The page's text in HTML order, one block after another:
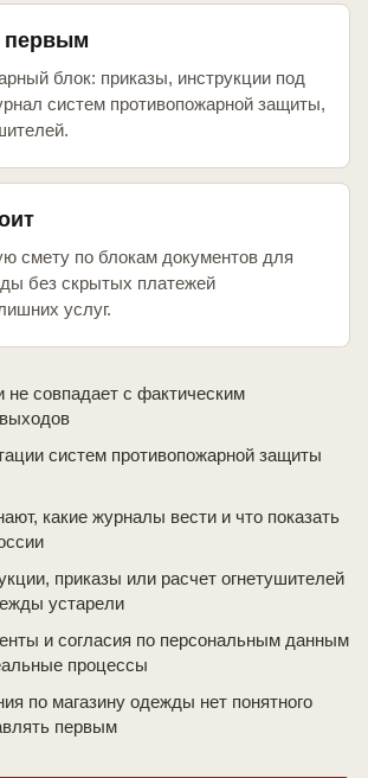
первым
блок: приказы, инструкции под
систем противопожарной защиты,
смету по блокам документов для
без скрытых платежей
услуг.
не совпадает с фактическим
систем противопожарной защиты
какие журналы вести и что показать
приказы или расчет огнетушителей
устарели
и согласия по персональным данным
процессы
по магазину одежды нет понятного
первым